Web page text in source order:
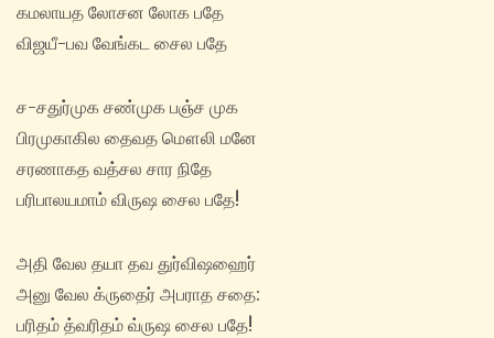
கமலாயத லோசன லோக பதே
விஜயீ-பவ வேங்கட சைல பதே
ச-சதுர்முக சண்முக பஞ்ச முக
பிரமுகாகில தைவத மௌலி மனே
சரணாகத வத்சல சார நிதே
பரிபாலயமாம் விருஷ சைல பதே!
அதி வேல தயா தவ துர்விஷஹைர்
அனு வேல க்ருதைர் அபராத சதை:
பரிதம் த்வரிதம் வ்ருஷ சைல பதே!